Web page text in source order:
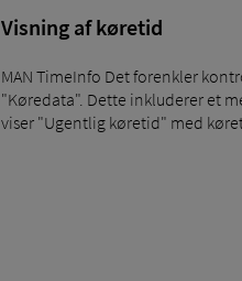
Visning af køretid
MAN TimeInfo Det forenkler
"Køredata". Dette inkluderer et
viser "Ugentlig køretid" med